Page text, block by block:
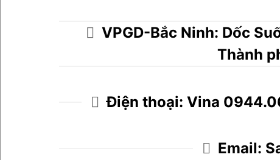
VPGD-Bắc Ninh: Dốc
Thành
Điện thoại: Vina
Email: